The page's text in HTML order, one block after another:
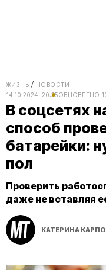
ЖИЗНЬ
НОВОСТИ
14.10.2024, 20:35ОБНОВЛЕНО
В соцсетях
способ
батарейки:
пол
Проверить
даже не вставляя
КАТЕРИНА